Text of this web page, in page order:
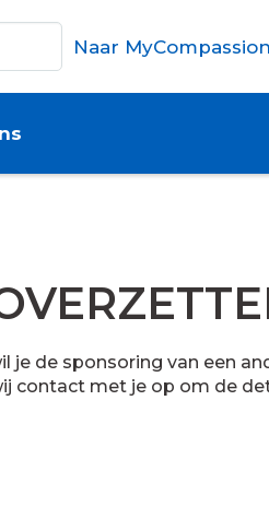
Naar MyCompassion
je de sponsoring van een
contact met je op om de